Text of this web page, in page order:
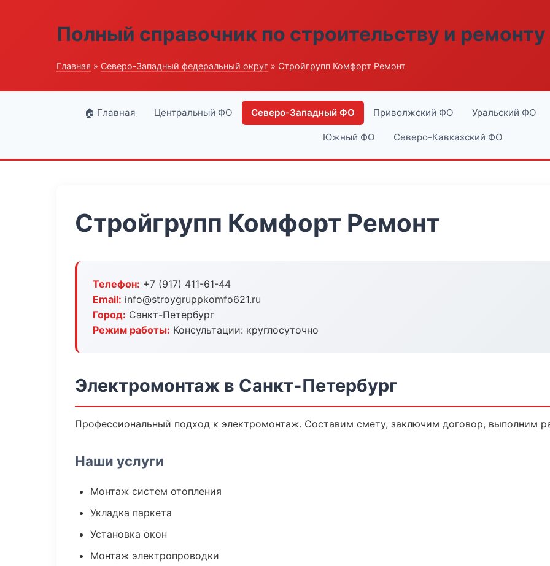
Полный справочник по строительству и ремонту
Главная » Северо-Западный федеральный округ » Стройгрупп Комфорт Ремонт
🏠 Главная Центральный ФО Северо-Западный ФО Приволжский ФО Уральский ФО
Южный ФО Северо-Кавказский ФО
Стройгрупп Комфорт Ремонт
Телефон: +7 (917) 411-61-44
Email: info@stroygruppkomfo621.ru
Город: Санкт-Петербург
Режим работы: Консультации: круглосуточно
Электромонтаж в Санкт-Петербург
Профессиональный подход к электромонтаж. Составим смету, заключим договор, выполним
Наши услуги
Монтаж систем отопления
Укладка паркета
Установка окон
Монтаж электропроводки